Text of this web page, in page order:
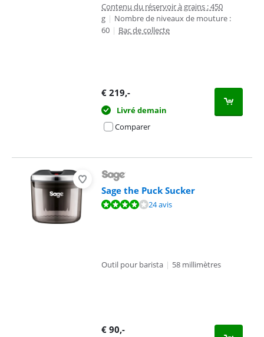
Contenu du réservoir à grains : 450
g | Nombre de niveaux de mouture :
60 | Bac de collecte
€ 219,-
Livré demain
Comparer
Sage the Puck Sucker
La note est de 8,1 sur 10, basée sur 24 avis.24 avis
Outil pour barista | 58 millimètres
€ 90,-